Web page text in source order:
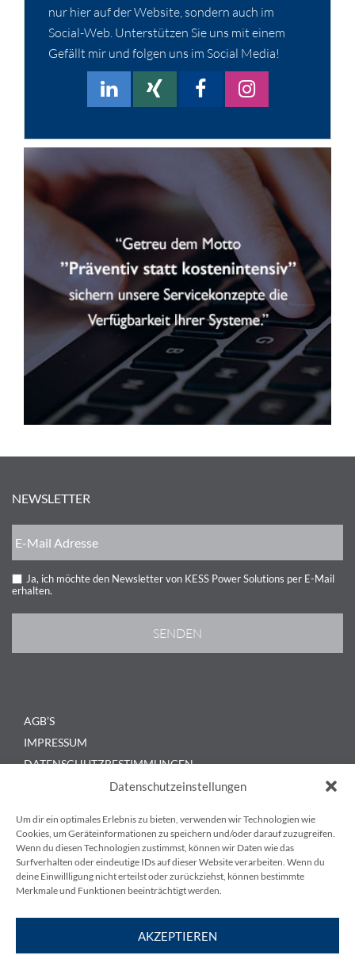
Datenschutzeinstellungen
Um dir ein optimales Erlebnis zu bieten, verwenden wir Technologien wie
Cookies, um Geräteinformationen zu speichern und/oder darauf zuzugreifen.
Wenn du diesen Technologien zustimmst, können wir Daten wie das
Surfverhalten oder eindeutige IDs auf dieser Website verarbeiten. Wenn du
deine Einwillligung nicht erteilst oder zurückziehst, können bestimmte
Merkmale und Funktionen beeinträchtigt werden.
AKZEPTIEREN
nur hier auf der Website, sondern auch im
Social-Web. Unterstützen Sie uns mit einem
Gefällt mir und folgen uns im Social Media!
NEWSLETTER
Ja, ich möchte den Newsletter von KESS Power Solutions per E-Mail
erhalten.
AGB’S
IMPRESSUM
DATENSCHUTZBESTIMMUNGEN
KESS Power Solutions GmbH